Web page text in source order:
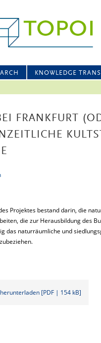
KNOWLEDGE
FRANKFURT
Projektes bestand darin, die
die zur Herausbildung des
das naturräumliche und
[PDF | 154 kB]